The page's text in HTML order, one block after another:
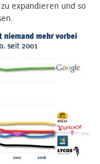
expandieren und so